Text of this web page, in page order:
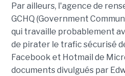
Par ailleurs, l'agence de
GCHQ (Government
qui travaille probablement
de pirater le trafic sécurisé
Facebook et Hotmail de
documents divulgués par